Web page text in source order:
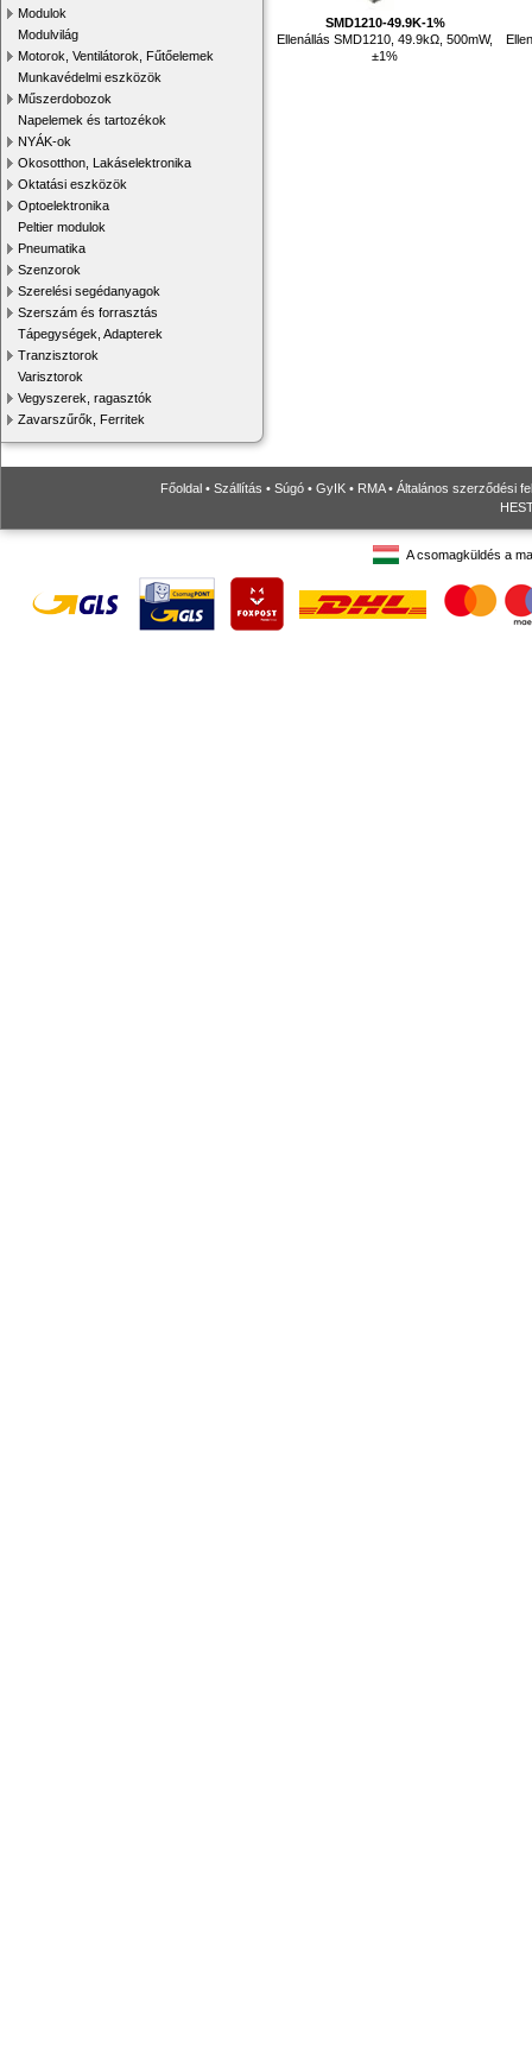
Modulok
Modulvilág
Motorok, Ventilátorok, Fűtőelemek
Munkavédelmi eszközök
Műszerdobozok
Napelemek és tartozékok
NYÁK-ok
Okosotthon, Lakáselektronika
Oktatási eszközök
Optoelektronika
Peltier modulok
Pneumatika
Szenzorok
Szerelési segédanyagok
Szerszám és forrasztás
Tápegységek, Adapterek
Tranzisztorok
Varisztorok
Vegyszerek, ragasztók
Zavarszűrők, Ferritek
SMD1210-49.9K-1%
Ellenállás SMD1210, 49.9kΩ, 500mW,
±1%
Főoldal • Szállítás • Súgó • GyIK • RMA• Általános szerződési
A csomagküldés a